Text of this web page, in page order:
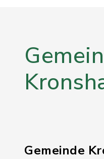
Gemeinde